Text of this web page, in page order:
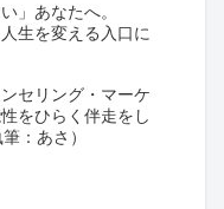
」あなたへ。
生を変える入口に
セリング・マーケ
をひらく伴走をし
：あさ）